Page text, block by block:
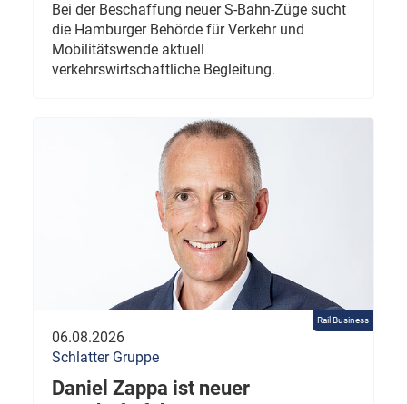
Bei der Beschaffung neuer S-Bahn-Züge sucht
die Hamburger Behörde für Verkehr und
Mobilitätswende aktuell
verkehrswirtschaftliche Begleitung.
Rail Business
06.08.2026
Schlatter Gruppe
Daniel Zappa ist neuer